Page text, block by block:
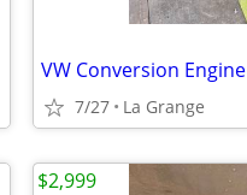
VW Conversion Engine
7/27 La Grange
$2,999